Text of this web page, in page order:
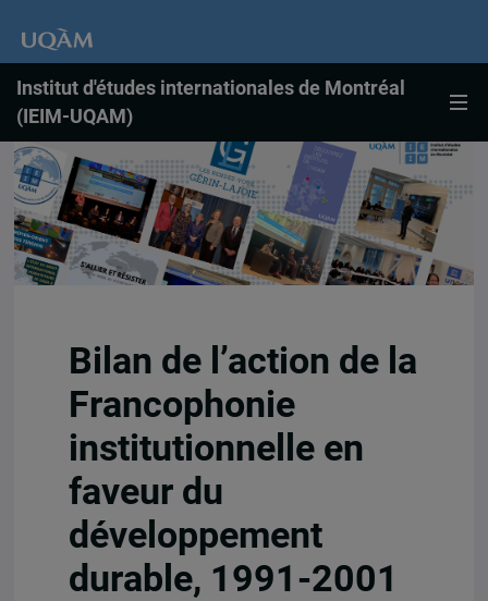
Institut d'études internationales de Montréal
(IEIM-UQAM)
Bilan de l’action de la
Francophonie
institutionnelle en
faveur du
développement
durable, 1991-2001